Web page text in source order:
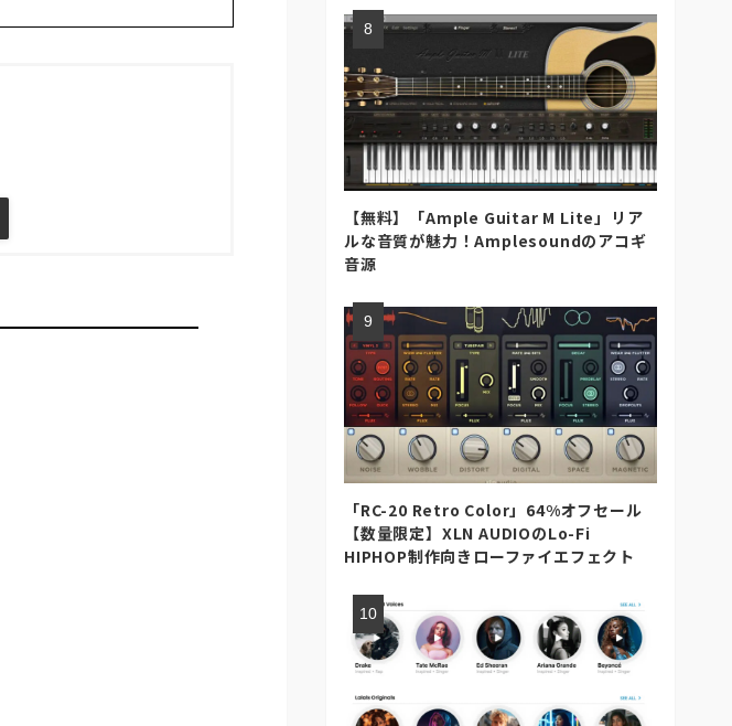
【無料】「Ample Guitar M Lite」リア
ルな音質が魅力！Amplesoundのアコギ
音源
「RC-20 Retro Color」64%オフセール
【数量限定】XLN AUDIOのLo-Fi
HIPHOP制作向きローファイエフェクト